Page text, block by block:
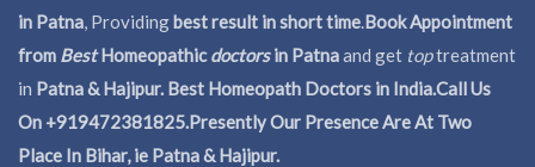
in Patna, Providingbest result in short time.Book Appointment
from BestHomeopathicdoctorsin Patnaand get toptreatment
in Patna & Hajipur. Best Homeopath Doctors in India.Call Us
On +919472381825.Presently Our Presence Are At Two
Place In Bihar, ie Patna & Hajipur.